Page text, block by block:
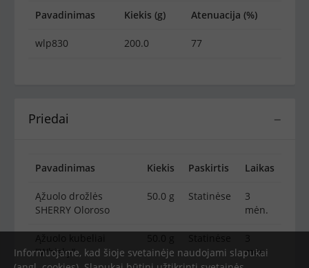
Pavadinimas Kiekis (g) Atenuacija (%)
wlp830 200.0 77
−
Priedai
Pavadinimas Kiekis Paskirtis Laikas
Ąžuolo drožlės
SHERRY Oloroso
50.0 g Statinėse
3
mėn.
"Whisky"
mėn.
Informuojame, kad šioje svetainėje naudojami slapukai